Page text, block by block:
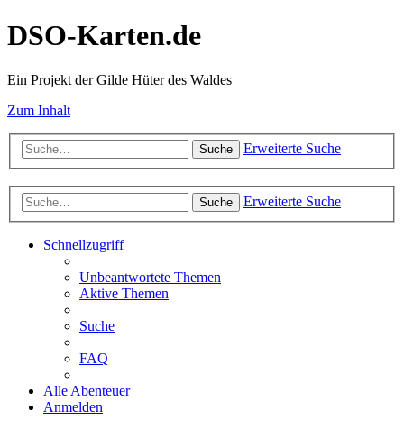
DSO-Karten.de
Ein Projekt der Gilde Hüter des Waldes
Zum Inhalt
Suche Erweiterte Suche
Suche Erweiterte Suche
Schnellzugriff
Unbeantwortete Themen
Aktive Themen
Suche
FAQ
Alle Abenteuer
Anmelden